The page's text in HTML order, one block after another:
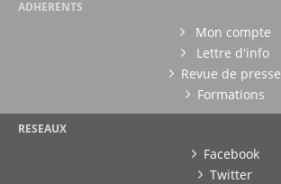
ADHERENTS
Mon compte
Lettre d'info
Revue de presse
Formations
RESEAUX
Facebook
Twitter